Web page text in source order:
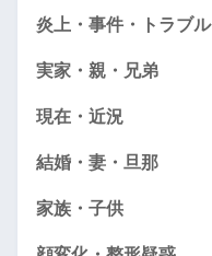
炎上・事件・トラブル
実家・親・兄弟
現在・近況
結婚・妻・旦那
家族・子供